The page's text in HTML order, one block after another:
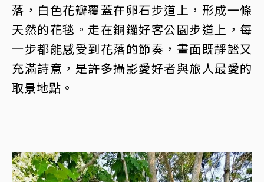
落，白色花瓣覆蓋在卵石步道上，形成一條
天然的花毯。走在銅鑼好客公園步道上，每
一步都能感受到花落的節奏，畫面既靜謐又
充滿詩意，是許多攝影愛好者與旅人最愛的
取景地點。